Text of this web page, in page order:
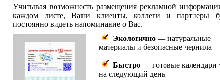
Учитывая возможность размещения рекламной
каждом листе, Ваши клиенты, коллеги и партнеры
постоянно видеть напоминание о Вас.
Экологично — натуральные
материалы и безопасные чернила
Быстро — готовые календари
на следующий день